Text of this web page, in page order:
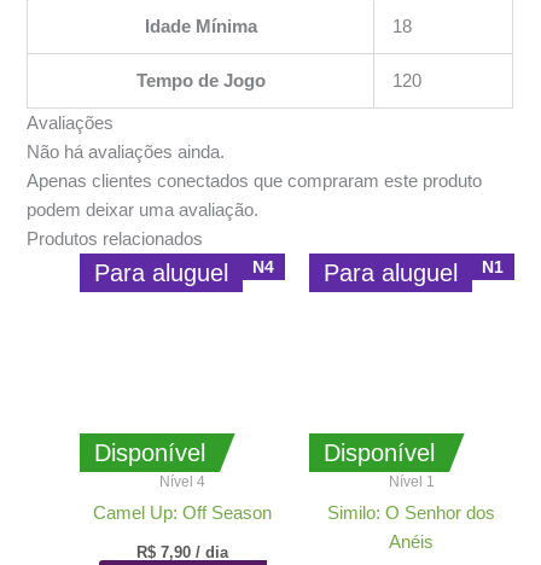
Idade Mínima 18
Tempo de Jogo 120
Avaliações
Não há avaliações ainda.
Apenas clientes conectados que compraram este produto
podem deixar uma avaliação.
Produtos relacionados
Disponível
Para aluguel N4
Nível 4
Camel Up: Off Season
R$ 7,90 / dia
Disponível
Para aluguel N1
Nível 1
Similo: O Senhor dos
Anéis